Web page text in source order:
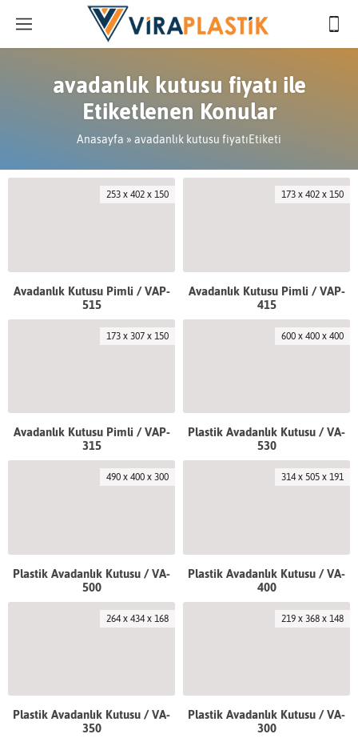
avadanlık kutusu fiyatı ile
Etiketlenen Konular
Anasayfa » avadanlık kutusu fiyatıEtiketi
253 x 402 x 150
Avadanlık Kutusu Pimli / VAP-
515
173 x 402 x 150
Avadanlık Kutusu Pimli / VAP-
415
173 x 307 x 150
Avadanlık Kutusu Pimli / VAP-
315
600 x 400 x 400
Plastik Avadanlık Kutusu / VA-
530
490 x 400 x 300
Plastik Avadanlık Kutusu / VA-
500
314 x 505 x 191
Plastik Avadanlık Kutusu / VA-
400
264 x 434 x 168
Plastik Avadanlık Kutusu / VA-
350
219 x 368 x 148
Plastik Avadanlık Kutusu / VA-
300